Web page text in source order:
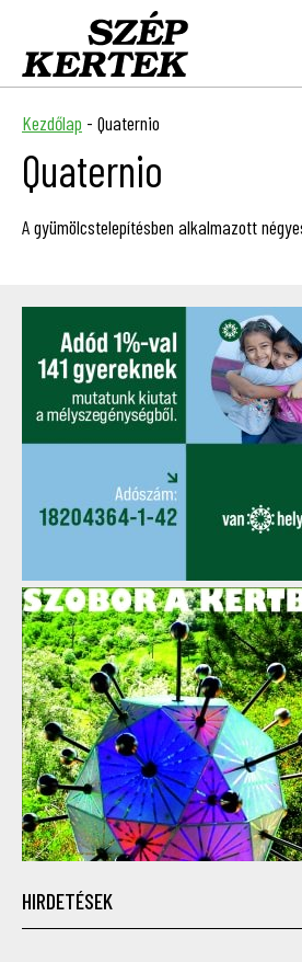
Kezdőlap - Quaternio
Quaternio
A gyümölcstelepítésben alkalmazott
HIRDETÉSEK